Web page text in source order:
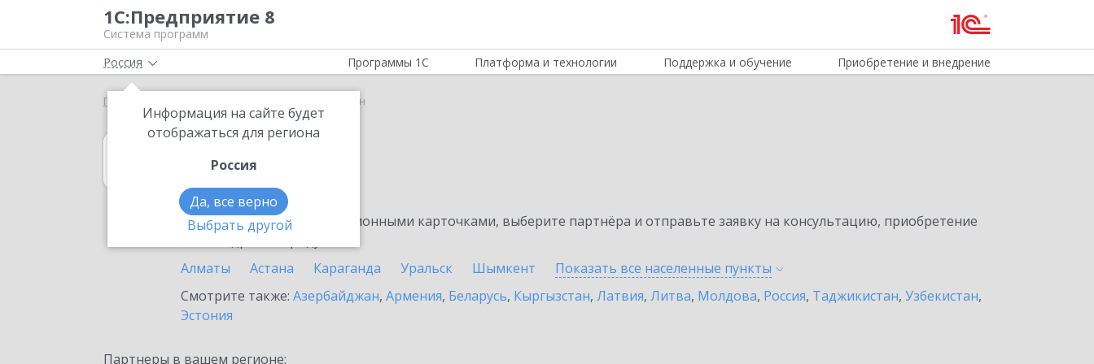
1С:Предприятие 8
Система программ
Россия
Информация на сайте будет
отображаться для региона
Россия
Да, все верно
Выбрать другой
Программы 1С Платформа и технологии Поддержка и обучение Приобретение и внедрение
Главная Казахстан
1С:Касса
в Казахстане
Ознакомьтесь с информационными карточками, выберите партнёра и отправьте заявку на консультацию, приобретение
Алматы
Астана Караганда Уральск Шымкент Показать все населенные пункты
Смотрите также: Азербайджан, Армения, Беларусь, Кыргызстан, Латвия, Литва, Молдова, Россия, Таджикистан, Узбекистан,
Эстония
Партнеры в вашем регионе: